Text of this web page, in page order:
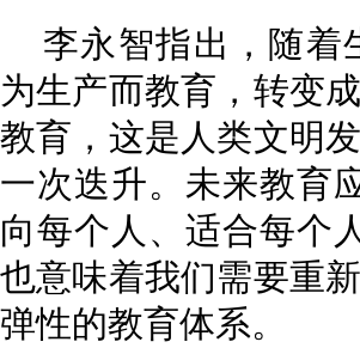
李永智指出，随着
为生产而教育，转变
教育，这是人类文明
一次迭升。未来教育
向每个人、适合每个
也意味着我们需要重
弹性的教育体系。